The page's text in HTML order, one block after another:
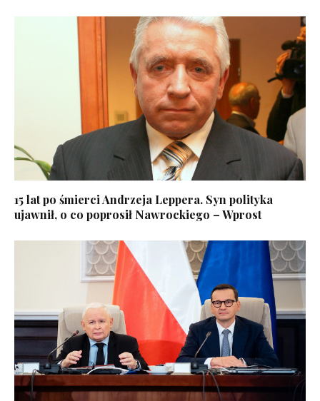
15 lat po śmierci Andrzeja Leppera. Syn polityka
ujawnił, o co poprosił Nawrockiego – Wprost